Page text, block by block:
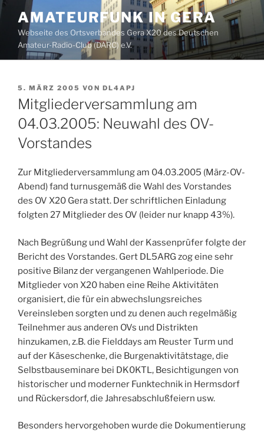
Zum
Inhalt
springen
AMATEURFUNK IN GERA
Webseite des Ortsverbandes Gera X20 des Deutschen
Amateur-Radio-Club (DARC) e.V.
VERÖFFENTLICHT
AM
5. MÄRZ 2005 VON DL4APJ
Mitgliederversammlung am
04.03.2005: Neuwahl des OV-
Vorstandes
Zur Mitgliederversammlung am 04.03.2005 (März-OV-
Abend) fand turnusgemäß die Wahl des Vorstandes
des OV X20 Gera statt. Der schriftlichen Einladung
folgten 27 Mitglieder des OV (leider nur knapp 43%).
Nach Begrüßung und Wahl der Kassenprüfer folgte der
Bericht des Vorstandes. Gert DL5ARG zog eine sehr
positive Bilanz der vergangenen Wahlperiode. Die
Mitglieder von X20 haben eine Reihe Aktivitäten
organisiert, die für ein abwechslungsreiches
Vereinsleben sorgten und zu denen auch regelmäßig
Teilnehmer aus anderen OVs und Distrikten
hinzukamen, z.B. die Fielddays am Reuster Turm und
auf der Käseschenke, die Burgenaktivitätstage, die
Selbstbauseminare bei DK0KTL, Besichtigungen von
historischer und moderner Funktechnik in Hermsdorf
und Rückersdorf, die Jahresabschlußfeiern usw.
Besonders hervorgehoben wurde die Dokumentierung